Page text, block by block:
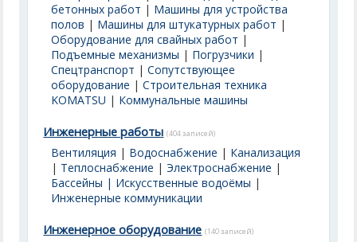
бетонных работ | Машины для устройства
полов | Машины для штукатурных работ |
Оборудование для свайных работ |
Подъемные механизмы | Погрузчики |
Спецтранспорт |Сопутствующее
оборудование |Строительная техника
KOMATSU | Коммунальные машины
Инженерные работы (404 записей)
Вентиляция | Водоснабжение | Канализация
| Теплоснабжение |Электроснабжение |
Бассейны | Искусственные водоёмы |
Инженерные коммуникации
Инженерное оборудование (140 записей)